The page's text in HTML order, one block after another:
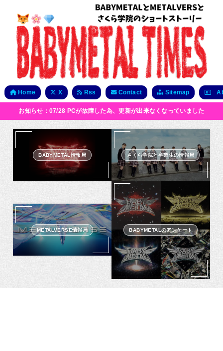
Home X Rss Contact Sitemap
お知らせ：07/28 PCが故障した為、更新が出来なくなっていました
BABYMETAL情報局 さくら学院と卒業生の情報局
METALVERSE情報局 BABYMETALのアンケート